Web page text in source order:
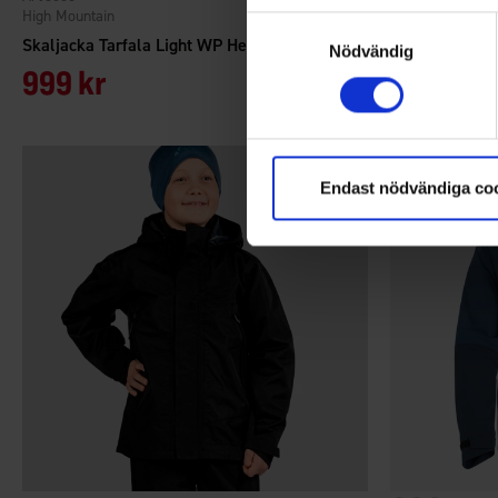
Nödvändig
Endast nödvändiga
Skaljacka Tarfala Light WP Herr
High Mountain
999 kr
Skaljacka
High Mountain
999 kr